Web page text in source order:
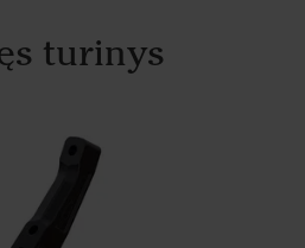
turinys